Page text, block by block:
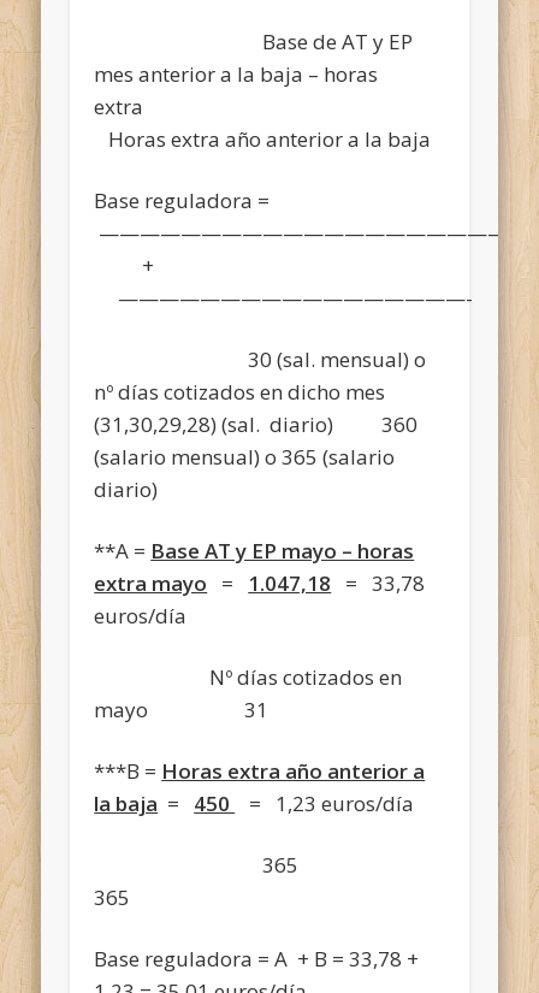
Base de AT y EP
mes anterior a la baja – horas
extra
Horas extra año anterior a la baja
Base reguladora =
+
—————————————————-
30 (sal. mensual) o
nº días cotizados en dicho mes
(31,30,29,28) (sal. diario) 360
(salario mensual) o 365 (salario
diario)
**A = Base AT y EP mayo – horas
extra mayo = 1.047,18 = 33,78
euros/día
Nº días cotizados en
mayo 31
***B = Horas extra año anterior a
la baja = 450 = 1,23 euros/día
365
365
Base reguladora = A + B = 33,78 +